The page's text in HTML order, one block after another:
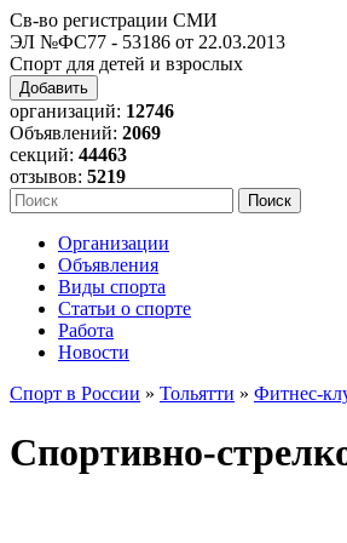
Св-во регистрации СМИ
ЭЛ №ФС77 - 53186 от 22.03.2013
Спорт для детей и взрослых
Добавить
организаций: 12746
Объявлений: 2069
секций: 44463
отзывов: 5219
Организации
Объявления
Виды спорта
Статьи о спорте
Работа
Новости
Спорт в России » Тольятти » Фитнес-
Спортивно-